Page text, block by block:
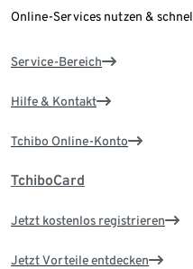
Online-Services nutzen &
Service-Bereich
Hilfe & Kontakt
Tchibo Online-Konto
TchiboCard
Jetzt kostenlos registrieren
Jetzt Vorteile entdecken